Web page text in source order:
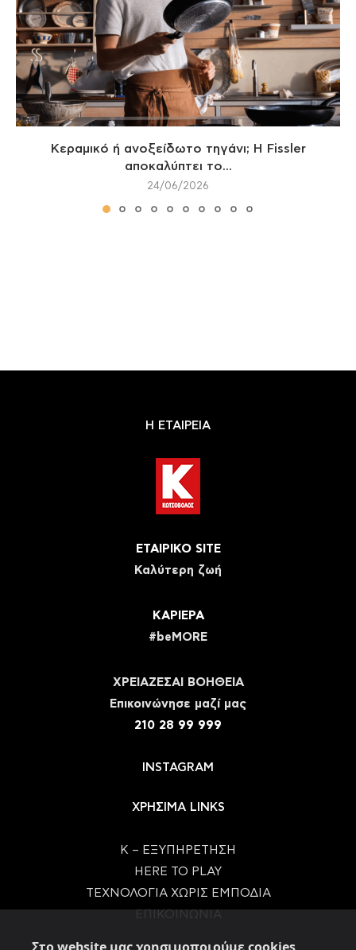
Κεραμικό ή ανοξείδωτο τηγάνι; Η Fissler
αποκαλύπτει το...
24/06/2026
Η ΕΤΑΙΡΕΙΑ
ΕΤΑΙΡΙΚΟ SITE
Καλύτερη ζωή
ΚΑΡΙΕΡΑ
#beMORE
ΧΡΕΙΑΖΕΣΑΙ ΒΟΗΘΕΙΑ
Eπικοινώνησε μαζί μας
210 28 99 999
INSTAGRAM
ΧΡΗΣΙΜΑ LINKS
Κ – ΕΞΥΠΗΡΕΤΗΣΗ
HERE TO PLAY
ΤΕΧΝΟΛΟΓΙΑ ΧΩΡΙΣ ΕΜΠΟΔΙΑ